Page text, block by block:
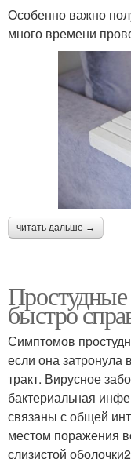
Особенно важно
много времени
читать дальше →
быстро
Симптомов
если она затронула
тракт. Вирусное
бактериальная
связаны с общей
местом поражения
слизистой